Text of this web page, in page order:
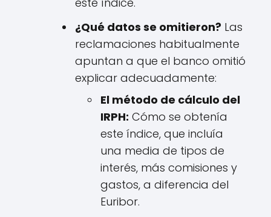
¿Qué datos se omitieron? Las
reclamaciones habitualmente
apuntan a que el banco omitió
explicar adecuadamente:
El método de cálculo del
IRPH: Cómo se obtenía
este índice, que incluía
una media de tipos de
interés, más comisiones y
gastos, a diferencia del
Euribor.